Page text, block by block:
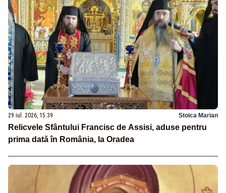
29 iul. 2026, 15:39 Stoica Marian
Relicvele Sfântului Francisc de Assisi, aduse pentru
prima dată în România, la Oradea